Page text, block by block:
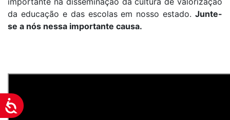
Acessibilidade
da educação e das escolas em nosso estado. Junte-
se a nós nessa importante causa.